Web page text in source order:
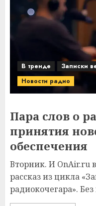
В тренде
Записки
Новости радио
Пара слов о
принятия
обеспечения
Вторник. И OnAir.ru
рассказ из цикла
радиокочегара». Без